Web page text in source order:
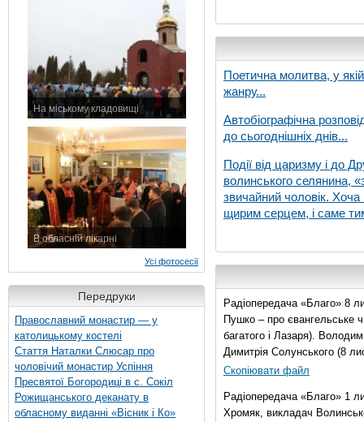
На міському кладовищі
В обласній лікарні
Усі фотосесії
Передруки
Православний монастир — у
католицькому костелі
Стаття Наталки Слюсар про
чоловічий монастир Успіння
Пресвятої Богородиці в с. Сокіл
Рожищанського деканату в
обласному виданні «Вісник і Ко»
Поетична молитва, у
жанру...
Автобіографічна
до сьогоднішніх днів...
Події від царизму і до
волинського селянина,
звичайний чоловік. Хоча
щирим серцем, і саме
Радіопередача «Благо» 8
Пушко – про євангельське
багатого і Лазаря).
Димитрія Солунського (8
Скопіювати файл
Радіопередача «Благо» 1
Хромяк, викладач